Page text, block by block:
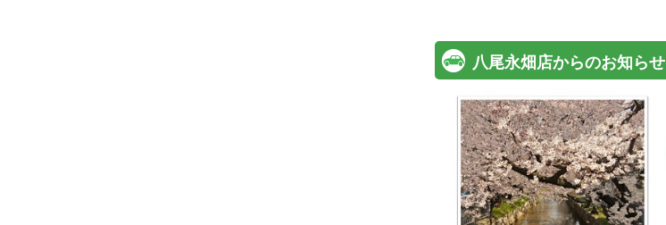
八尾永畑店からのお知らせ